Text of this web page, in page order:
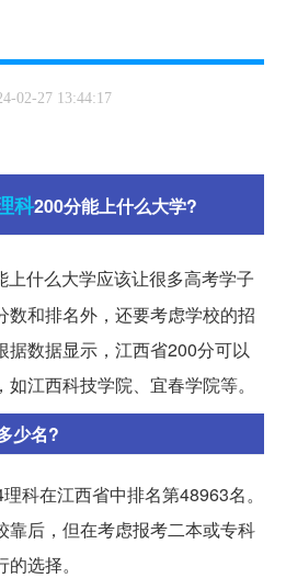
02-27 13:44:17
科200分能上什么大学?
上什么大学应该让很多高考学子
数和排名外，还要考虑学校的招
据数据显示，江西省200分可以
江西科技学院、宜春学院等。
少名?
科在江西省中排名第48963名。
靠后，但在考虑报考二本或专科
选择。